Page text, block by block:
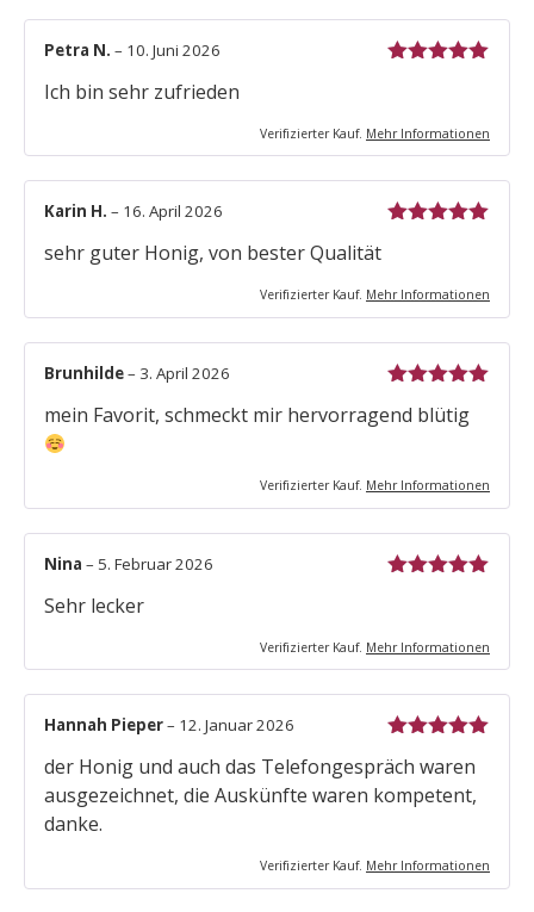
Petra N. – 10. Juni 2026
Ich bin sehr zufrieden
Verifizierter Kauf. Mehr Informationen
Karin H. – 16. April 2026
sehr guter Honig, von bester Qualität
Verifizierter Kauf. Mehr Informationen
5von 5
Brunhilde– 3. April 2026
mein Favorit, schmeckt mir hervorragend blütig
Verifizierter Kauf. Mehr Informationen
Nina – 5. Februar 2026
Sehr lecker
Verifizierter Kauf. Mehr Informationen
5von 5
Hannah Pieper– 12. Januar 2026
der Honig und auch das Telefongespräch waren
ausgezeichnet, die Auskünfte waren kompetent,
danke.
Verifizierter Kauf. Mehr Informationen
Newsletter abonnieren.
Willkommens rabatt
sichern!